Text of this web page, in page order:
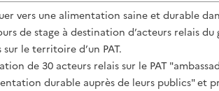
vers une alimentation saine et durable
de stage à destination d’acteurs relais
sur le territoire d’un PAT.
de 30 acteurs relais sur le PAT
durable auprès de leurs publics" et